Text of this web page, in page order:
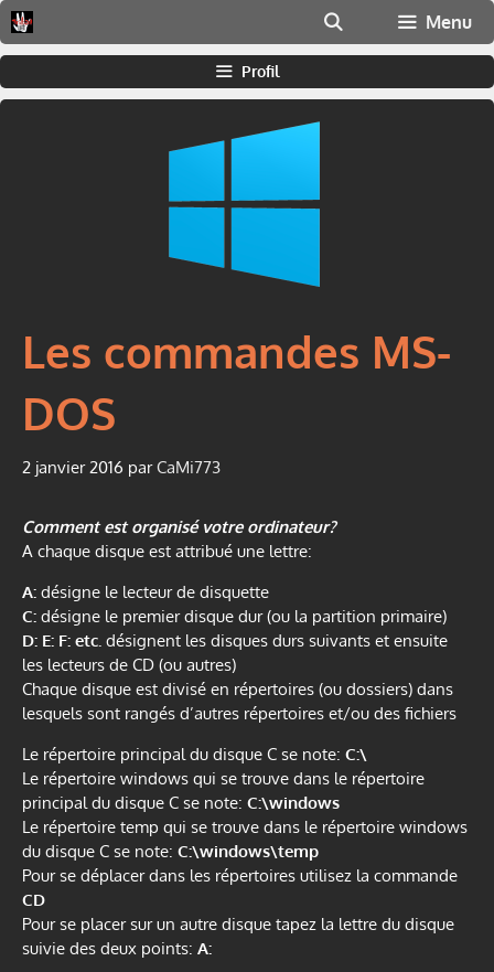
Aller
au
contenu
Menu
Profil
Les commandes MS-
DOS
2 janvier 2016 parCaMi773
Comment est organisé votre ordinateur?
A chaque disque est attribué une lettre:
A: désigne le lecteur de disquette
C: désigne le premier disque dur (ou la partition primaire)
D: E: F: etc. désignent les disques durs suivants et ensuite
les lecteurs de CD (ou autres)
Chaque disque est divisé en répertoires (ou dossiers) dans
lesquels sont rangés d’autres répertoires et/ou des fichiers
Le répertoire principal du disque C se note: C:\
Le répertoire windows qui se trouve dans le répertoire
principal du disque C se note: C:\windows
Le répertoire temp qui se trouve dans le répertoire windows
du disque C se note: C:\windows\temp
Pour se déplacer dans les répertoires utilisez la commande
CD
Pour se placer sur un autre disque tapez la lettre du disque
suivie des deux points: A: